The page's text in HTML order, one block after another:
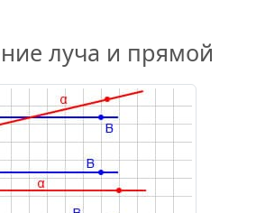
луча и прямой